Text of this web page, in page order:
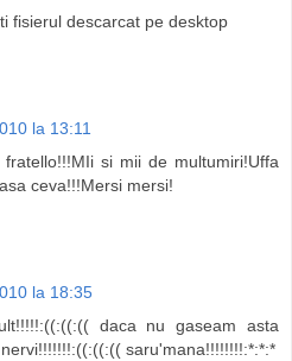
fisierul descarcat pe desktop
la 13:11
si mii de multumiri!Uffa
ceva!!!Mersi mersi!
la 18:35
daca nu gaseam asta
saru'mana!!!!!!!!:*:*:*